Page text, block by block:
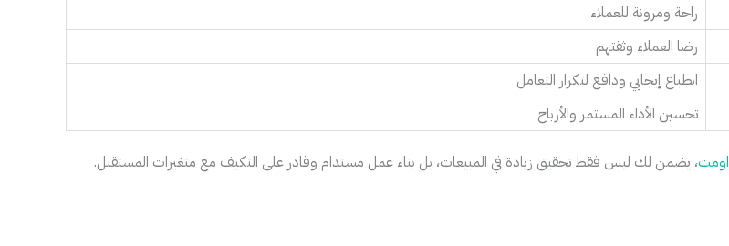
راحة ومرونة للعملاء
رضا العملاء وثقتهم
انطباع إيجابي ودافع لتكرار التعامل
تحسين الأداء المستمر والأرباح
اومت، يضمن لك ليس فقط تحقيق زيادة في المبيعات، بل بناء عمل مستدام وقادر على التكيف مع متغيرات المستقبل.